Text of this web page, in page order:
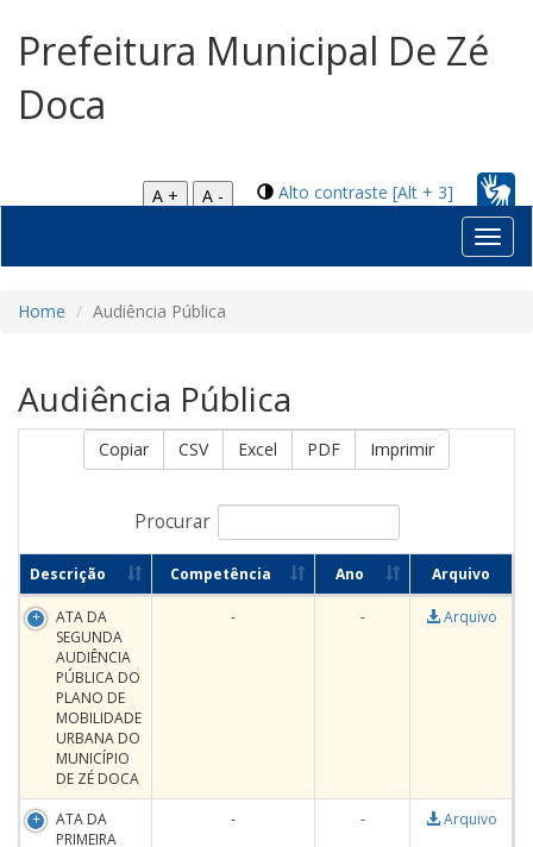
Prefeitura Municipal De Zé
Doca
Alto contraste [Alt + 3]
A +
A -
Home Audiência Pública
Audiência Pública
Copiar CSV Excel PDF Imprimir
Procurar
Descrição Competência Ano Arquivo
ATA DA
SEGUNDA
AUDIÊNCIA
PÚBLICA DO
PLANO DE
MOBILIDADE
URBANA DO
MUNICÍPIO
DE ZÉ DOCA
- - Arquivo
ATA DA
PRIMEIRA
- - Arquivo